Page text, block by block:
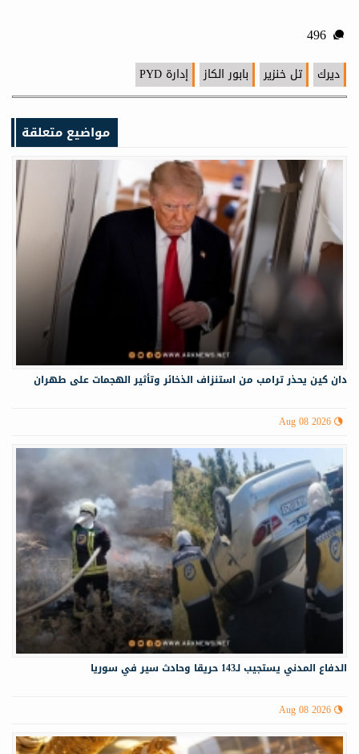
ديرك تل خنزير بابور الكاز إدارة PYD
مواضيع متعلقة
دان كين يحذر ترامب من استنزاف الذخائر وتأثير الهجمات على طهران
Aug 08 2026
الدفاع المدني يستجيب لـ143 حريقا وحادث سير في سوريا
Aug 08 2026